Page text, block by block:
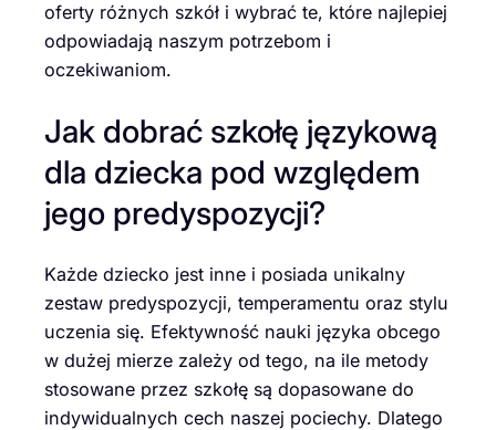
oferty różnych szkół i wybrać te, które najlepiej
odpowiadają naszym potrzebom i
oczekiwaniom.
Jak dobrać szkołę językową
dla dziecka pod względem
jego predyspozycji?
Każde dziecko jest inne i posiada unikalny
zestaw predyspozycji, temperamentu oraz stylu
uczenia się. Efektywność nauki języka obcego
w dużej mierze zależy od tego, na ile metody
stosowane przez szkołę są dopasowane do
indywidualnych cech naszej pociechy. Dlatego